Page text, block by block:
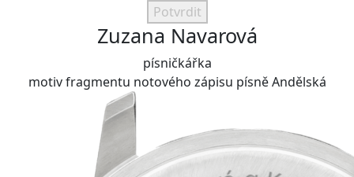
Potvrdit
Zuzana Navarová
písničkářka
motiv fragmentu notového zápisu písně Andělská